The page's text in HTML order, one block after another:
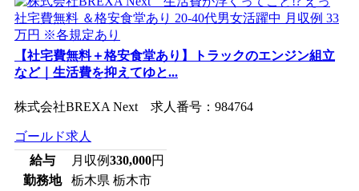
【社宅費無料＋格安食堂あり】トラックのエンジン組立
など｜生活費を抑えてゆと...
株式会社BREXA Next 求人番号：984764
ゴールド求人
給与
月収例330,000円
勤務地
栃木県 栃木市